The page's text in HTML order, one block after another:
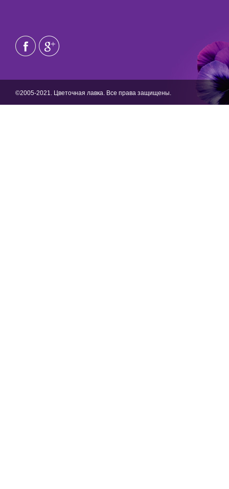
©2005-2021. Цветочная лавка. Все права защищены.